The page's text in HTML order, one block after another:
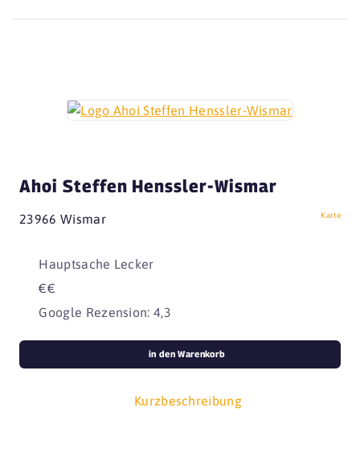
Ahoi Steffen Henssler-Wismar
23966 Wismar Karte
Hauptsache Lecker
€€
Google Rezension: 4,3
Kurzbeschreibung
in den Warenkorb